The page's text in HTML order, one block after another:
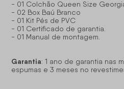
- 01 Colchão Queen Size
- 02 Box Baú Branco
- 01 Kit Pés de PVC
- 01 Certificado de garantia.
- 01 Manual de montagem.
Garantia: 1 ano de garantia nas
espumas e 3 meses no